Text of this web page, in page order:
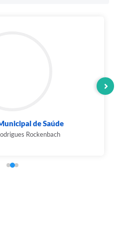
de Saúde
Pinto